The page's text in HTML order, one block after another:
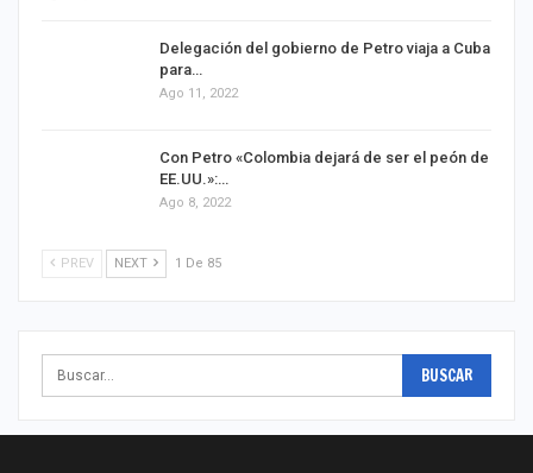
Delegación del gobierno de Petro viaja a Cuba
para…
Ago 11, 2022
Con Petro «Colombia dejará de ser el peón de
EE.UU.»:…
Ago 8, 2022
PREV NEXT 1 De 85